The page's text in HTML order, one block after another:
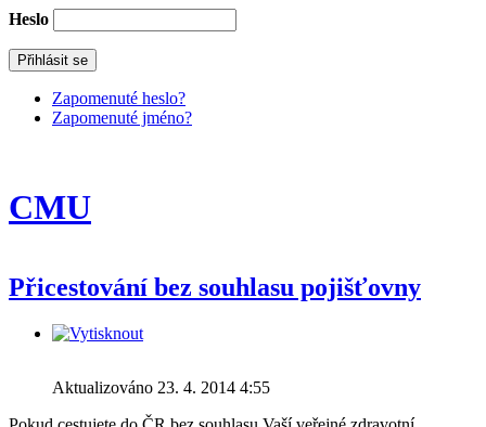
Heslo
Zapomenuté heslo?
Zapomenuté jméno?
CMU
Přicestování bez souhlasu pojišťovny
Aktualizováno 23. 4. 2014 4:55